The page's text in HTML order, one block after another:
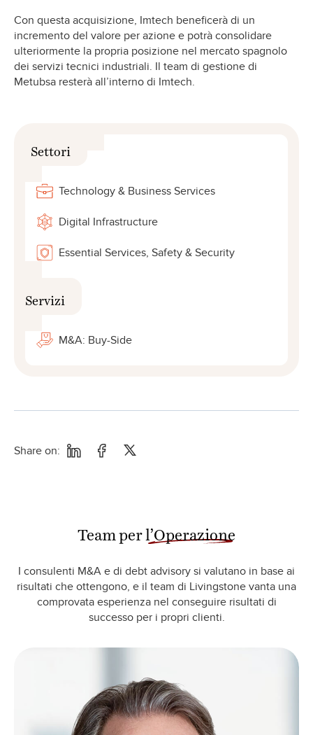
Con questa acquisizione, Imtech beneficerà di un
incremento del valore per azione e potrà consolidare
ulteriormente la propria posizione nel mercato spagnolo
dei servizi tecnici industriali. Il team di gestione di
Metubsa resterà all’interno di Imtech.
Settori
Technology & Business Services
Digital Infrastructure
Essential Services, Safety & Security
Servizi
M&A: Buy-Side
Share on:
Team per l’Operazione
I consulenti M&A e di debt advisory si valutano in base ai
risultati che ottengono, e il team di Livingstone vanta una
comprovata esperienza nel conseguire risultati di
successo per i propri clienti.